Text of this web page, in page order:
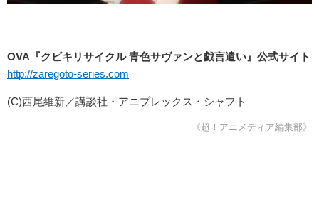
OVA『クビキリサイクル 青色サヴァンと戯言遣い』公式サイト
http://zaregoto-series.com
(C)西尾維新／講談社・アニプレックス・シャフト
《超！アニメディア編集部》